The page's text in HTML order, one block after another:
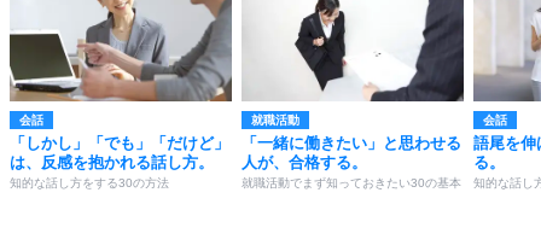
会話
「しかし」「でも」「だけど」
は、反感を抱かれる話し方。
知的な話し方をする30の方法
就職活動
「一緒に働きたい」と思わせる
人が、合格する。
就職活動でまず知っておきたい30の基本
会話
語尾を伸
る。
知的な話し